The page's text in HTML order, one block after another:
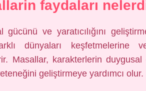
faydaları
ve yaratıcılığını
dünyaları keşfetmelerine
Masallar, karakterlerin
geliştirmeye yardımcı olur.